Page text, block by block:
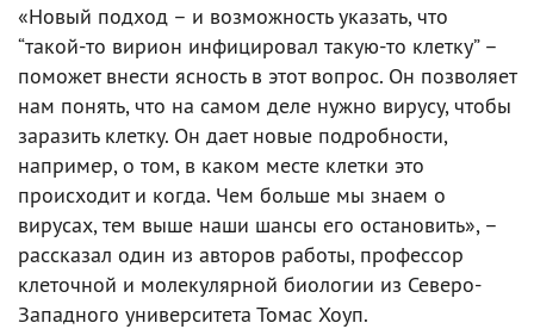
«Новый подход – и возможность указать, что
“такой-то вирион инфицировал такую-то клетку” –
поможет внести ясность в этот вопрос. Он позволяет
нам понять, что на самом деле нужно вирусу, чтобы
заразить клетку. Он дает новые подробности,
например, о том, в каком месте клетки это
происходит и когда. Чем больше мы знаем о
вирусах, тем выше наши шансы его остановить», –
рассказал один из авторов работы, профессор
клеточной и молекулярной биологии из Северо-
Западного университета Томас Хоуп.